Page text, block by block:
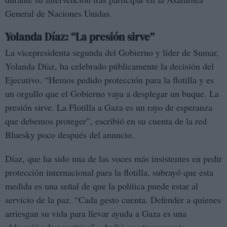
General de Naciones Unidas.
Yolanda Díaz: “La presión sirve”
La vicepresidenta segunda del Gobierno y líder de Sumar,
Yolanda Díaz, ha celebrado públicamente la decisión del
Ejecutivo. “Hemos pedido protección para la flotilla y es
un orgullo que el Gobierno vaya a desplegar un buque. La
presión sirve. La Flotilla a Gaza es un rayo de esperanza
que debemos proteger”, escribió en su cuenta de la red
Bluesky poco después del anuncio.
Díaz, que ha sido una de las voces más insistentes en pedir
protección internacional para la flotilla, subrayó que esta
medida es una señal de que la política puede estar al
servicio de la paz. “Cada gesto cuenta. Defender a quienes
arriesgan su vida para llevar ayuda a Gaza es una